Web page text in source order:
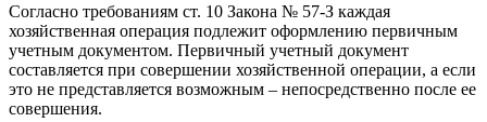
Согласно требованиям ст. 10 Закона № 57-З каждая
хозяйственная операция подлежит оформлению первичным
учетным документом. Первичный учетный документ
составляется при совершении хозяйственной операции, а если
это не представляется возможным – непосредственно после ее
совершения.